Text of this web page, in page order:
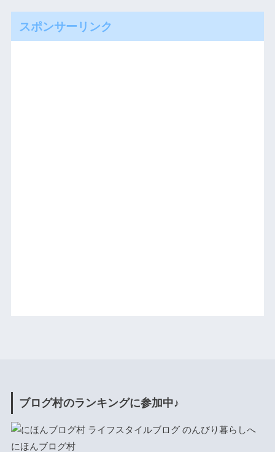
スポンサーリンク
ブログ村のランキングに参加中♪
にほんブログ村